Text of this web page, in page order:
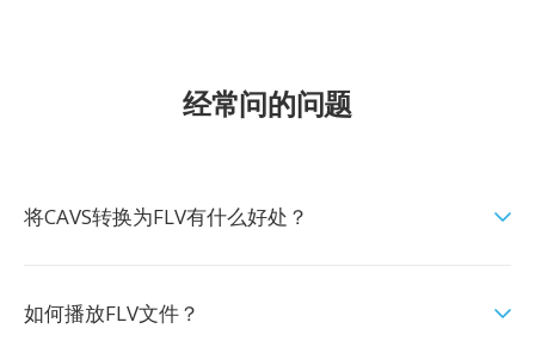
经常问的问题
将CAVS转换为FLV有什么好处？
如何播放FLV文件？